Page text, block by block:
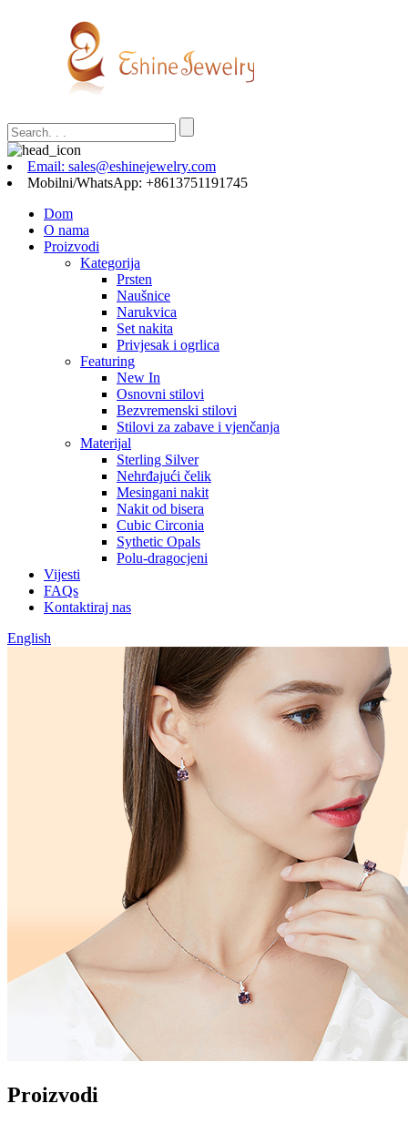
Email: sales@eshinejewelry.com
Mobilni/WhatsApp: +8613751191745
Dom
O nama
Proizvodi
Kategorija
Prsten
Naušnice
Narukvica
Set nakita
Privjesak i ogrlica
Featuring
New In
Osnovni stilovi
Bezvremenski stilovi
Stilovi za zabave i vjenčanja
Materijal
Sterling Silver
Nehrđajući čelik
Mesingani nakit
Nakit od bisera
Cubic Circonia
Sythetic Opals
Polu-dragocjeni
Vijesti
FAQs
Kontaktiraj nas
English
Proizvodi